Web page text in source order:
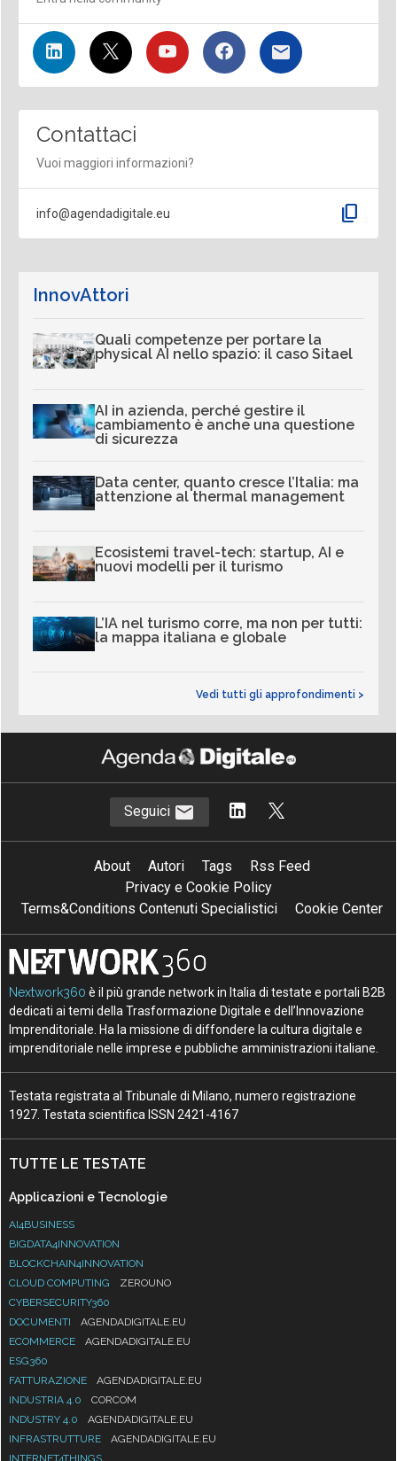
Contattaci
Vuoi maggiori informazioni?
info@agendadigitale.eu content_copy
InnovAttori
Quali competenze per portare la
physical AI nello spazio: il caso Sitael
AI in azienda, perché gestire il
cambiamento è anche una questione
di sicurezza
Data center, quanto cresce l’Italia: ma
attenzione al thermal management
Ecosistemi travel-tech: startup, AI e
nuovi modelli per il turismo
L’IA nel turismo corre, ma non per tutti:
la mappa italiana e globale
Vedi tutti gli approfondimenti >
Seguici
About Autori Tags
Rss Feed
Privacy e Cookie Policy
Terms&Conditions Contenuti Specialistici
Cookie Center
Nextwork360 è il più grande network in Italia di testate e portali B2B
dedicati ai temi della Trasformazione Digitale e dell’Innovazione
Imprenditoriale. Ha la missione di diffondere la cultura digitale e
imprenditoriale nelle imprese e pubbliche amministrazioni italiane.
Testata registrata al Tribunale di Milano, numero registrazione
1927. Testata scientifica ISSN 2421-4167
TUTTE LE TESTATE
Applicazioni e Tecnologie
AI4BUSINESS
BIGDATA4INNOVATION
BLOCKCHAIN4INNOVATION
CLOUD COMPUTING
ZEROUNO
CYBERSECURITY360
DOCUMENTI
AGENDADIGITALE.EU
ECOMMERCE
AGENDADIGITALE.EU
ESG360
FATTURAZIONE
AGENDADIGITALE.EU
INDUSTRIA 4.0
CORCOM
INDUSTRY 4.0
AGENDADIGITALE.EU
INFRASTRUTTURE
AGENDADIGITALE.EU
INTERNET4THINGS